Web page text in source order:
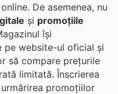
De asemenea, nu
și promoțiile
își
pe website-ul oficial și
să compare prețurile
limitată. Înscrierea
urmărirea promoțiilor